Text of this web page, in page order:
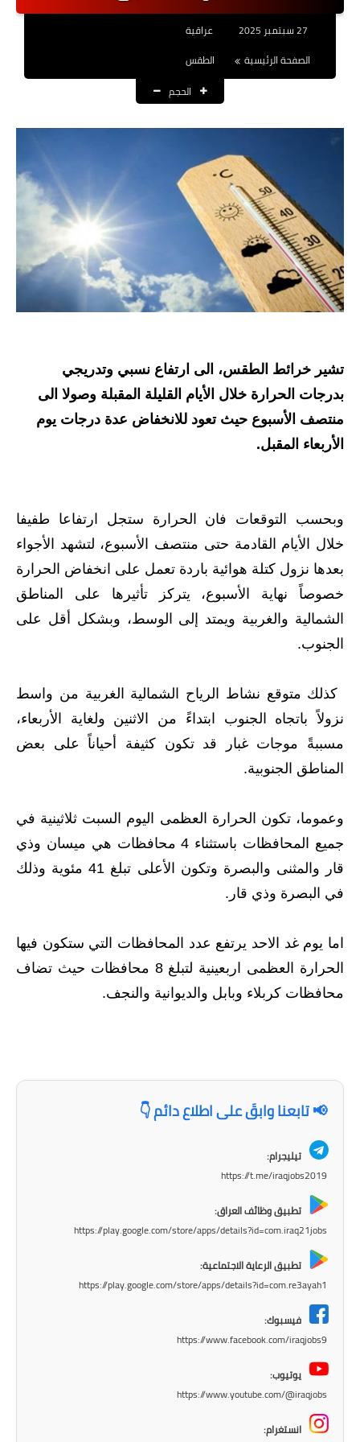
نتائج التعيينات
الرواتب والقروض
الرواتب
المنح المالية
اخبار العراق
الاخبار السياسية
الاخبار الاقتصادية
الاخبار الرياضية
نتائج الامتحانات
المرحلة الابتدائية
المرحلة المتوسطة
اسئلة وزارية
المرحلة الابتدائية
مرشحات
المرحلة الابتدائية
المرحلة الاعدادية
المرحلة الاعدادية
دروس
عراقية
الصفحة الرئيسية
الطقس
الحجم
تشير خرائط الطقس، الى ارتفاع نسبي وتدريجي
بدرجات الحرارة خلال الأيام القليلة المقبلة وصولا الى
منتصف الأسبوع حيث تعود للانخفاض عدة درجات يوم
الأربعاء المقبل.
وبحسب التوقعات فان الحرارة ستجل ارتفاعا طفيفا
خلال الأيام القادمة حتى منتصف الأسبوع، لتشهد الأجواء
بعدها نزول كتلة هوائية باردة تعمل على انخفاض الحرارة
خصوصاً نهاية الأسبوع، يتركز تأثيرها على المناطق
الشمالية والغربية ويمتد إلى الوسط، وبشكل أقل على
الجنوب.
كذلك متوقع نشاط الرياح الشمالية الغربية من واسط
نزولاً باتجاه الجنوب ابتداءً من الاثنين ولغاية الأربعاء،
مسببةً موجات غبار قد تكون كثيفة أحياناً على بعض
المناطق الجنوبية.
وعموما، تكون الحرارة العظمى اليوم السبت ثلاثينية في
جميع المحافظات باستثناء 4 محافظات هي ميسان وذي
قار والمثنى والبصرة وتكون الأعلى تبلغ 41 مئوية وذلك
في البصرة وذي قار.
اما يوم غد الاحد يرتفع عدد المحافظات التي ستكون فيها
الحرارة العظمى اربعينية لتبلغ 8 محافظات حيث تضاف
محافظات كربلاء وبابل والديوانية والنجف.
📢 تابعنا وابقَ على اطلاع دائم 👇
تيليجرام:
https://t.me/iraqjobs2019
تطبيق وظائف العراق:
https://play.google.com/store/apps/details?id=com.iraq21jobs
تطبيق الرعاية الاجتماعية:
https://play.google.com/store/apps/details?id=com.re3ayah1
فيسبوك:
https://www.facebook.com/iraqjobs9
يوتيوب:
https://www.youtube.com/@iraqjobs
انستغرام: